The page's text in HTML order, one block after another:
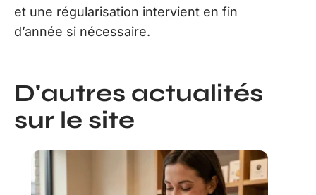
et une régularisation intervient en fin
d’année si nécessaire.
D'autres actualités
sur le site